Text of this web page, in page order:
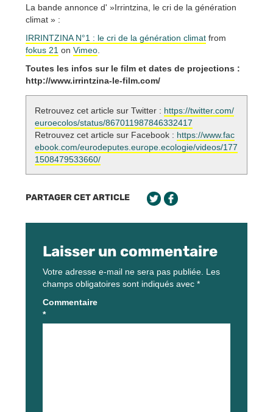
La bande annonce d' »Irrintzina, le cri de la génération
climat » :
IRRINTZINA N°1 : le cri de la génération climat from
fokus 21 on Vimeo
Toutes les infos sur le film et dates de projections :
http://www.irrintzina-le-film.com/
Retrouvez cet article sur Twitter : https://twitter.com/
euroecolos/status/867011987846332417
Retrouvez cet article sur Facebook : https://www.fac
ebook.com/eurodeputes.europe.ecologie/videos/177
1508479533660/
PARTAGER CET ARTICLE
Laisser un commentaire
Votre adresse e-mail ne sera pas publiée. Les
champs obligatoires sont indiqués avec *
Commentaire
*